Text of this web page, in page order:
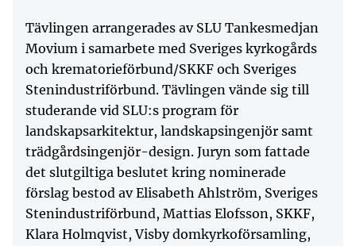
Tävlingen arrangerades av SLU Tankesmedjan
Movium i samarbete med Sveriges kyrkogårds
och krematorieförbund/SKKF och Sveriges
Stenindustriförbund. Tävlingen vände sig till
studerande vid SLU:s program för
landskapsarkitektur, landskapsingenjör samt
trädgårdsingenjör-design. Juryn som fattade
det slutgiltiga beslutet kring nominerade
förslag bestod av Elisabeth Ahlström, Sveriges
Stenindustriförbund, Mattias Elofsson, SKKF,
Klara Holmqvist, Visby domkyrkoförsamling,